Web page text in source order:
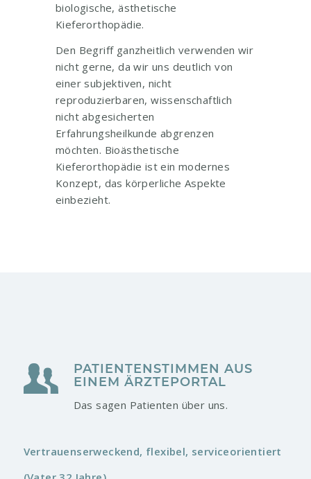
biologische, ästhetische
Kieferorthopädie.
Den Begriff ganzheitlich verwenden wir
nicht gerne, da wir uns deutlich von
einer subjektiven, nicht
reproduzierbaren, wissenschaftlich
nicht abgesicherten
Erfahrungsheilkunde abgrenzen
möchten. Bioästhetische
Kieferorthopädie ist ein modernes
Konzept, das körperliche Aspekte
einbezieht.
PATIENTENSTIMMEN AUS
EINEM ÄRZTEPORTAL
Das sagen Patienten über uns.
Vertrauenserweckend, flexibel, serviceorientiert